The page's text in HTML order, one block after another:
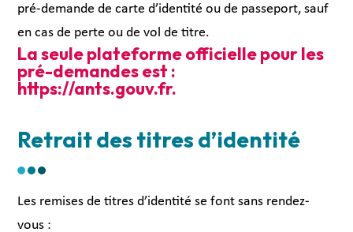
pré-demande de carte d’identité ou de passeport, sauf
en cas de perte ou de vol de titre.
La seule plateforme officielle pour les
pré-demandes est :
https://ants.gouv.fr.
Retrait des titres d’identité
Les remises de titres d’identité se font sans rendez-
vous :